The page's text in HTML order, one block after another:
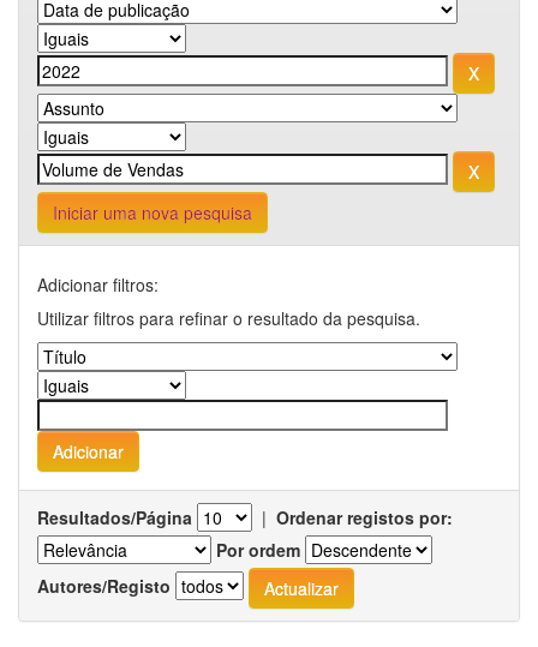
Iniciar uma nova pesquisa
Adicionar filtros:
Utilizar filtros para refinar o resultado da pesquisa.
Resultados/Página | Ordenar registos por:
Por ordem
Autores/Registo